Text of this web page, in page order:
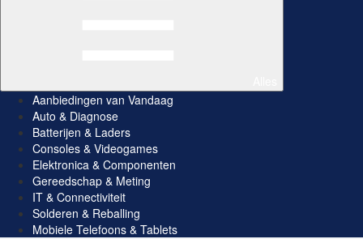
Aanbiedingen van Vandaag
Auto & Diagnose
Batterijen & Laders
Consoles & Videogames
Elektronica & Componenten
Gereedschap & Meting
IT & Connectiviteit
Solderen & Reballing
Mobiele Telefoons & Tablets